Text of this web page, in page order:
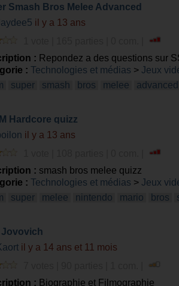
Smash Bros Melee Advanced
il y a 13 ans
: Repondez a des questions sur
: Technologies et médias > Jeux
super smash bros melee advanced
Hardcore quizz
il y a 13 ans
: smash bros melee quizz
: Technologies et médias > Jeux
super melee nintendo mario bros
Jovovich
il y a 14 ans et 11 mois
: Biographie et Filmographie